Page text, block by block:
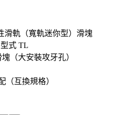
滑軌（寬軌迷你型）滑塊
式 TL
（大安裝攻牙孔）
（互換規格）